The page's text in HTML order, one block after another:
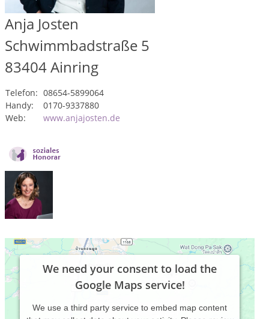
Anja Josten
Schwimmbadstraße 5
83404Ainring
Telefon: 08654-5899064
Handy:
0170-9337880
Web:
www.anjajosten.de
We need your consent to load the
Google Maps service!
We use a third party service to embed map content